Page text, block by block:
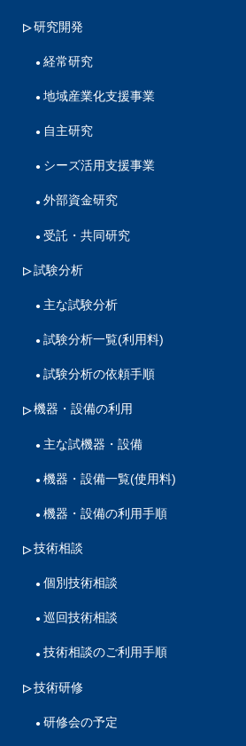
研究開発
経常研究
地域産業化支援事業
自主研究
シーズ活用支援事業
外部資金研究
受託・共同研究
試験分析
主な試験分析
試験分析一覧(利用料)
試験分析の依頼手順
機器・設備の利用
主な試機器・設備
機器・設備一覧(使用料)
機器・設備の利用手順
技術相談
個別技術相談
巡回技術相談
技術相談のご利用手順
技術研修
研修会の予定